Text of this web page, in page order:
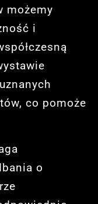
możemy
i
co pomoże
o